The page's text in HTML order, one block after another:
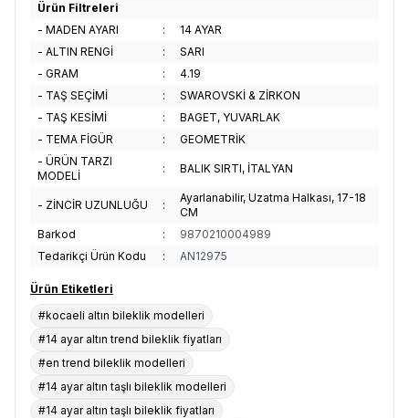
Ürün Filtreleri
- MADEN AYARI
:
14 AYAR
- ALTIN RENGİ
:
SARI
- GRAM
:
4.19
- TAŞ SEÇİMİ
:
SWAROVSKİ & ZİRKON
- TAŞ KESİMİ
:
BAGET, YUVARLAK
- TEMA FİGÜR
:
GEOMETRİK
- ÜRÜN TARZI
MODELİ
: BALIK SIRTI, İTALYAN
- ZİNCİR UZUNLUĞU :
Ayarlanabilir, Uzatma Halkası, 17-18
CM
Barkod
:
9870210004989
Tedarikçi Ürün Kodu
: AN12975
Ürün Etiketleri
#kocaeli altın bileklik modelleri
#14 ayar altın trend bileklik fiyatları
#en trend bileklik modelleri
#14 ayar altın taşlı bileklik modelleri
#14 ayar altın taşlı bileklik fiyatları